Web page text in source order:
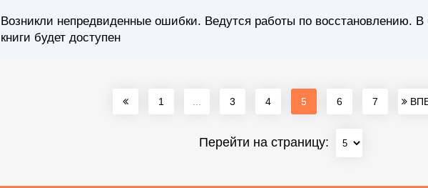
Возникли непредвиденные ошибки. Ведутся работы по восстановлению.
книги будет доступен
1 3 4 5 6 7
Перейти на страницу: